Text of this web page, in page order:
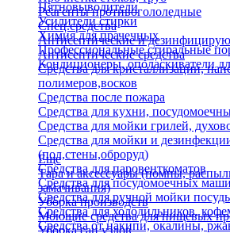
Пятновыводители
Усилители стирки
Химия для прачечных
Профессиональные стиральные
Кондиционеры, ополаскиватели
Реагенты противогололедные
Спец.средства
Антисептические и
Антисептические средства
Средства для кристаллизации,
полимеров,восков
Средства после пожара
Средства для кухни,
Средства для мойки грилей,
Средства для мойки и
(пол,стены,оброруд)
Средства для паровенткоматов
Средства для посудомоечных
Средства для ручной мойки
Средства для холодильников,
Средства от накипи, окалины,
Еще
Тара и аксессуары (помпы,
замачивания)
Уборка производств
Моющие средства для пищевых
Уборка сан.узлов